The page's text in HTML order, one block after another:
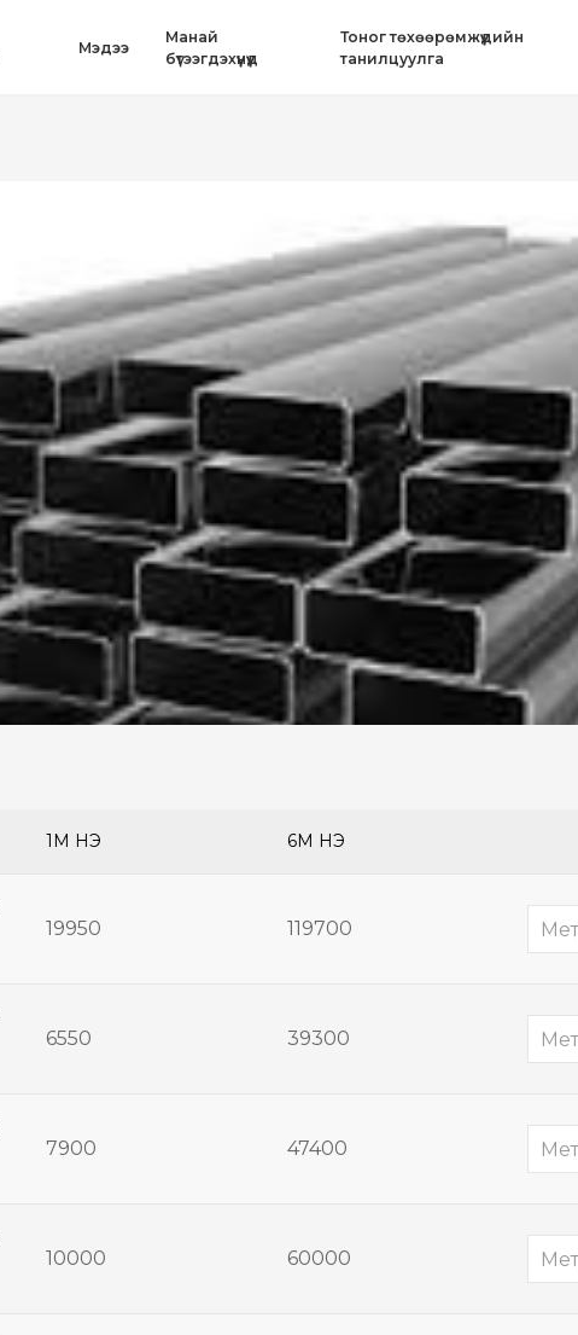
Mэдээ
Mанай
бүтээгдэхүүнүүд
Тоног төхөөрөмжүүдийн
танилцуулга
1М ҮНЭ 6М ҮНЭ
19950 119700
6550 39300
7900 47400
10000 60000